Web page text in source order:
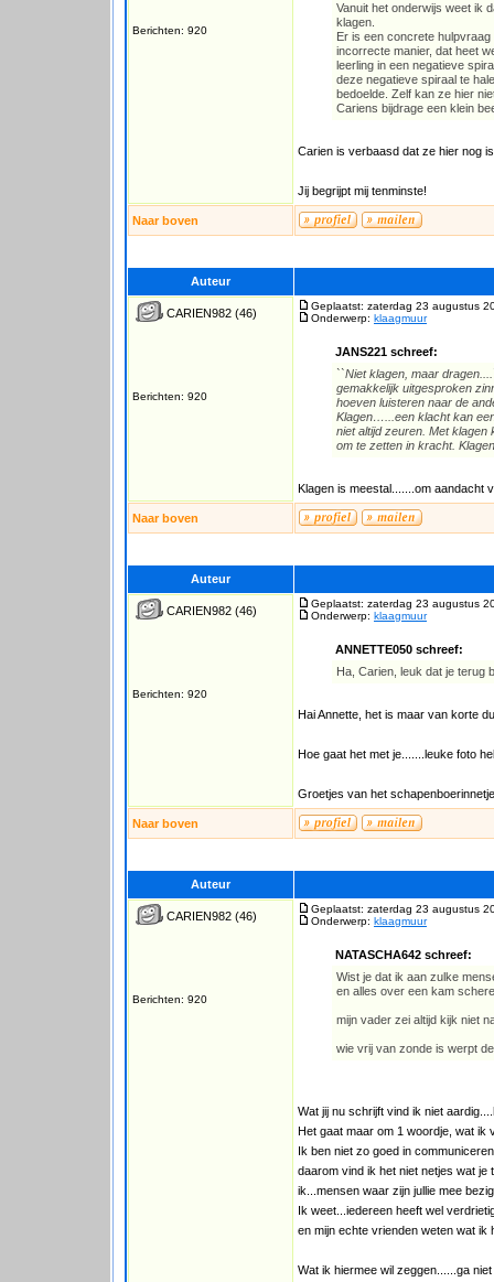
Berichten: 920
Vanuit het onderwijs weet ik
klagen.
Er is een concrete
incorrecte manier, dat heet
leerling in een negatieve
deze negatieve spiraal te
bedoelde. Zelf kan ze hier
Cariens bijdrage een klein
Carien is verbaasd dat ze hier nog
Jij begrijpt mij tenminste!
Naar boven
Auteur
CARIEN982 (46)
Berichten: 920
Geplaatst: zaterdag 23 augustus
Onderwerp: klaagmuur
JANS221 schreef:
``Niet klagen, maar
gemakkelijk uitgesproken
hoeven luisteren naar de
Klagen…...een klacht kan
niet altijd zeuren. Met klagen
om te zetten in kracht.
Klagen is meestal.......om aandacht
Naar boven
Auteur
CARIEN982 (46)
Berichten: 920
Geplaatst: zaterdag 23 augustus
Onderwerp: klaagmuur
ANNETTE050 schreef:
Ha, Carien, leuk dat je terug
Hai Annette, het is maar van korte
Hoe gaat het met je.......leuke foto
Groetjes van het
Naar boven
Auteur
CARIEN982 (46)
Berichten: 920
Geplaatst: zaterdag 23 augustus
Onderwerp: klaagmuur
NATASCHA642 schreef:
Wist je dat ik aan zulke
en alles over een kam
mijn vader zei altijd kijk niet
wie vrij van zonde is werpt
Wat jij nu schrijft vind ik niet
Het gaat maar om 1 woordje, wat ik
Ik ben niet zo goed in
daarom vind ik het niet netjes wat je
ik...mensen waar zijn jullie mee
Ik weet...iedereen heeft wel
en mijn echte vrienden weten wat ik
Wat ik hiermee wil zeggen......ga